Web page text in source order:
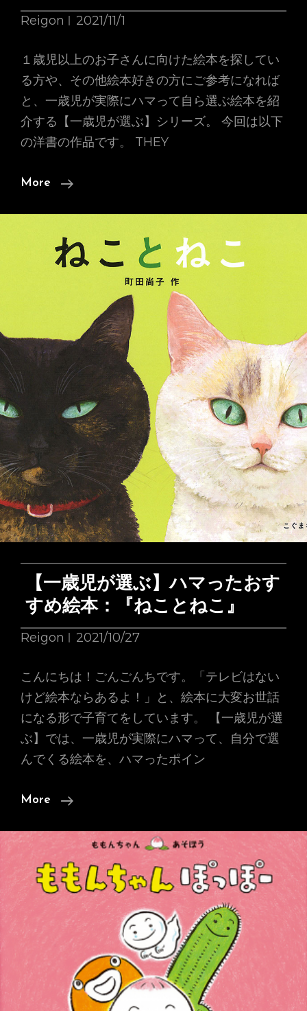
感
る
季
節
の
移
い
本
の
映
像
品
で
楽
し
も
う〜
Reigon 2021/11/1
１歳児以上のお子さんに向けた絵本を探してい
る方や、その他絵本好きの方にご参考になれば
と、一歳児が実際にハマって自ら選ぶ絵本を紹
介する【一歳児が選ぶ】シリーズ。 今回は以下
の洋書の作品です。 THEY
More
【一
が
選
っ
た
ス
ス
メ
絵
本：
THEY
ALL
A
CAT
【一歳児が選ぶ】ハマったおす
すめ絵本：『ねことねこ』
Reigon 2021/10/27
こんにちは！ごんごんちです。「テレビはない
けど絵本ならあるよ！」と、絵本に大変お世話
になる形で子育てをしています。 【一歳児が選
ぶ】では、一歳児が実際にハマって、自分で選
んでくる絵本を、ハマったポイン
More
【一
児
が
選
ぶ】
ハ
マ
っ
た
お